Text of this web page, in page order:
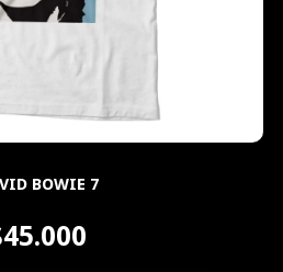
BOWIE 7